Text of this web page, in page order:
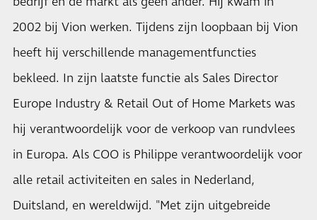
2002 bij Vion werken. Tijdens zijn loopbaan bij Vion
heeft hij verschillende managementfuncties
bekleed. In zijn laatste functie als Sales Director
Europe Industry & Retail Out of Home Markets was
hij verantwoordelijk voor de verkoop van rundvlees
in Europa. Als COO is Philippe verantwoordelijk voor
alle retail activiteiten en sales in Nederland,
Duitsland, en wereldwijd. "Met zijn uitgebreide